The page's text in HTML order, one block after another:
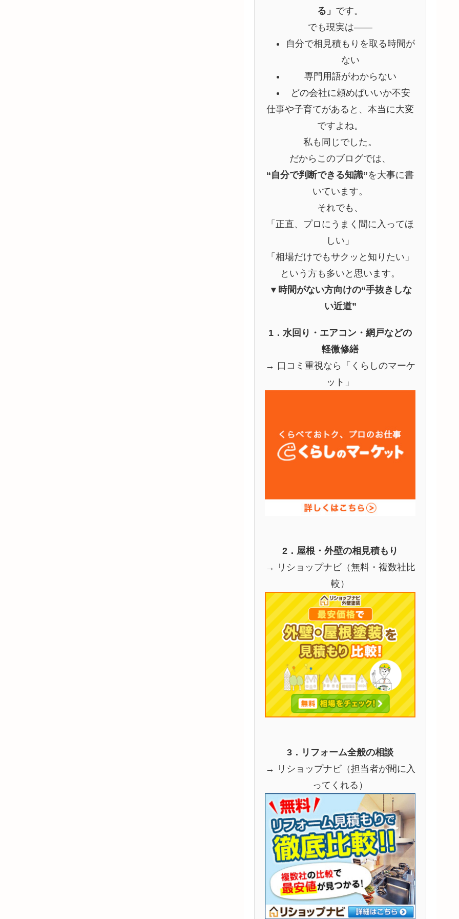
る」 です。
でも現実は――
自分で相見積もりを取る時間が
ない
専門用語がわからない
どの会社に頼めばいいか不安
仕事や子育てがあると、本当に大変
ですよね。
私も同じでした。
だからこのブログでは、
“自分で判断できる知識”を大事に書
いています。
それでも、
「正直、プロにうまく間に入ってほ
しい」
「相場だけでもサクッと知りたい」
という方も多いと思います。
▼時間がない方向けの“手抜きしな
い近道”
1．水回り・エアコン・網戸などの
軽微修繕
→ 口コミ重視なら「くらしのマーケ
ット」
2．屋根・外壁の相見積もり
→ リショップナビ（無料・複数社比
較）
3．リフォーム全般の相談
→ リショップナビ（担当者が間に入
ってくれる）